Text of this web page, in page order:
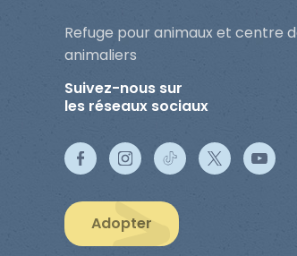
Refuge pour animaux et centre
animaliers
Suivez-nous sur
les réseaux sociaux
Adopter